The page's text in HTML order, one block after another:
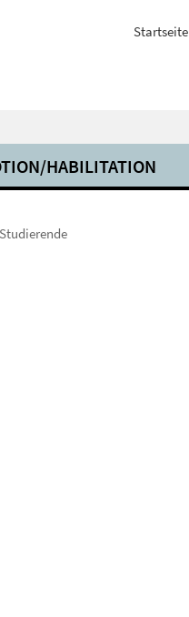
Startseite
HABILITATION